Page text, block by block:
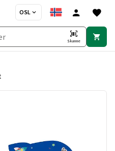
OSL
Skanne